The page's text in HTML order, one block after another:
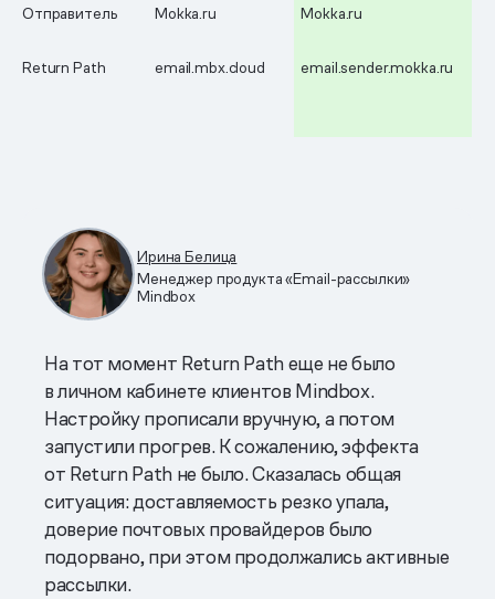
Отправитель Mokka.ru Mokka.ru
Return Path email.mbx.cloud email.sender.mokkа.ru
Ирина Белица
Менеджер продукта «Email-рассылки»
Mindbox
На тот момент Return Path еще не было
в личном кабинете клиентов Mindbox.
Настройку прописали вручную, а потом
запустили прогрев. К сожалению, эффекта
от Return Path не было. Сказалась общая
ситуация: доставляемость резко упала,
доверие почтовых провайдеров было
подорвано, при этом продолжались активные
рассылки.